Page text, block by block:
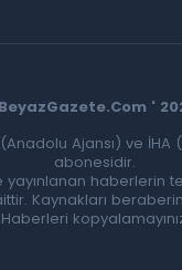
BeyazGazete.Com '
Ajansı) ve İHA
abonesidir.
haberlerin
Kaynakları
Haberleri